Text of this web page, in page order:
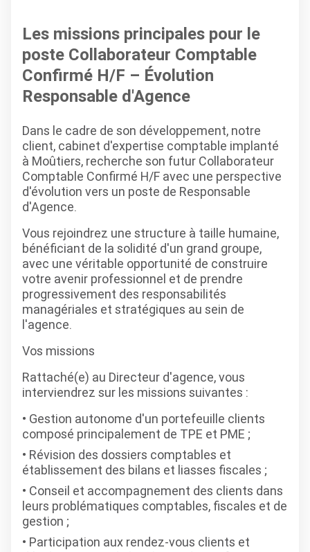
Les missions principales pour le
poste Collaborateur Comptable
Confirmé H/F – Évolution
Responsable d'Agence
Dans le cadre de son développement, notre
client, cabinet d'expertise comptable implanté
à Moûtiers, recherche son futur Collaborateur
Comptable Confirmé H/F avec une perspective
d'évolution vers un poste de Responsable
d'Agence.
Vous rejoindrez une structure à taille humaine,
bénéficiant de la solidité d'un grand groupe,
avec une véritable opportunité de construire
votre avenir professionnel et de prendre
progressivement des responsabilités
managériales et stratégiques au sein de
l'agence.
Vos missions
Rattaché(e) au Directeur d'agence, vous
interviendrez sur les missions suivantes :
Gestion autonome d'un portefeuille clients
composé principalement de TPE et PME ;
Révision des dossiers comptables et
établissement des bilans et liasses fiscales ;
Conseil et accompagnement des clients dans
leurs problématiques comptables, fiscales et de
gestion ;
Participation aux rendez-vous clients et